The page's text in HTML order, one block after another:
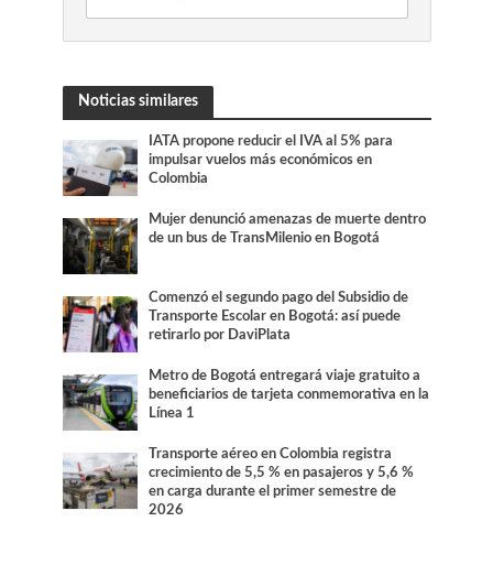
Noticias similares
IATA propone reducir el IVA al 5% para
impulsar vuelos más económicos en
Colombia
Mujer denunció amenazas de muerte dentro
de un bus de TransMilenio en Bogotá
Comenzó el segundo pago del Subsidio de
Transporte Escolar en Bogotá: así puede
retirarlo por DaviPlata
Metro de Bogotá entregará viaje gratuito a
beneficiarios de tarjeta conmemorativa en la
Línea 1
Transporte aéreo en Colombia registra
crecimiento de 5,5 % en pasajeros y 5,6 %
en carga durante el primer semestre de
2026